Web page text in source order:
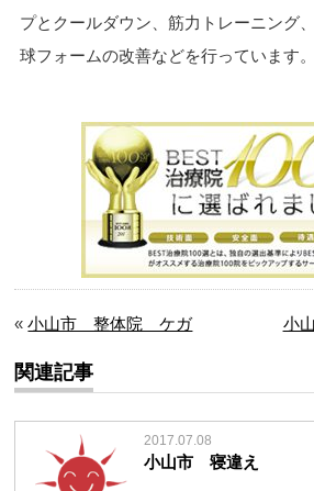
プとクールダウン、筋力トレーニング
球フォームの改善などを行っています。
«小山市 整体院 ケガ 小
関連記事
2017.07.08
小山市 寝違え